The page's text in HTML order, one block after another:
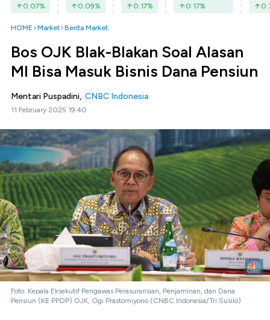
0.07% 0.09% 0.17% 0.17%
HOME Market Berita Market
Bos OJK Blak-Blakan Soal Alasan
MI Bisa Masuk Bisnis Dana Pensiun
Mentari Puspadini, CNBC Indonesia
11 February 2025 19:40
Foto: Kepala Eksekutif Pengawas Perasuransian, Penjaminan, dan Dana
Pensiun (KE PPDP) OJK, Ogi Prastomiyono (CNBC Indonesia/Tri Susilo)